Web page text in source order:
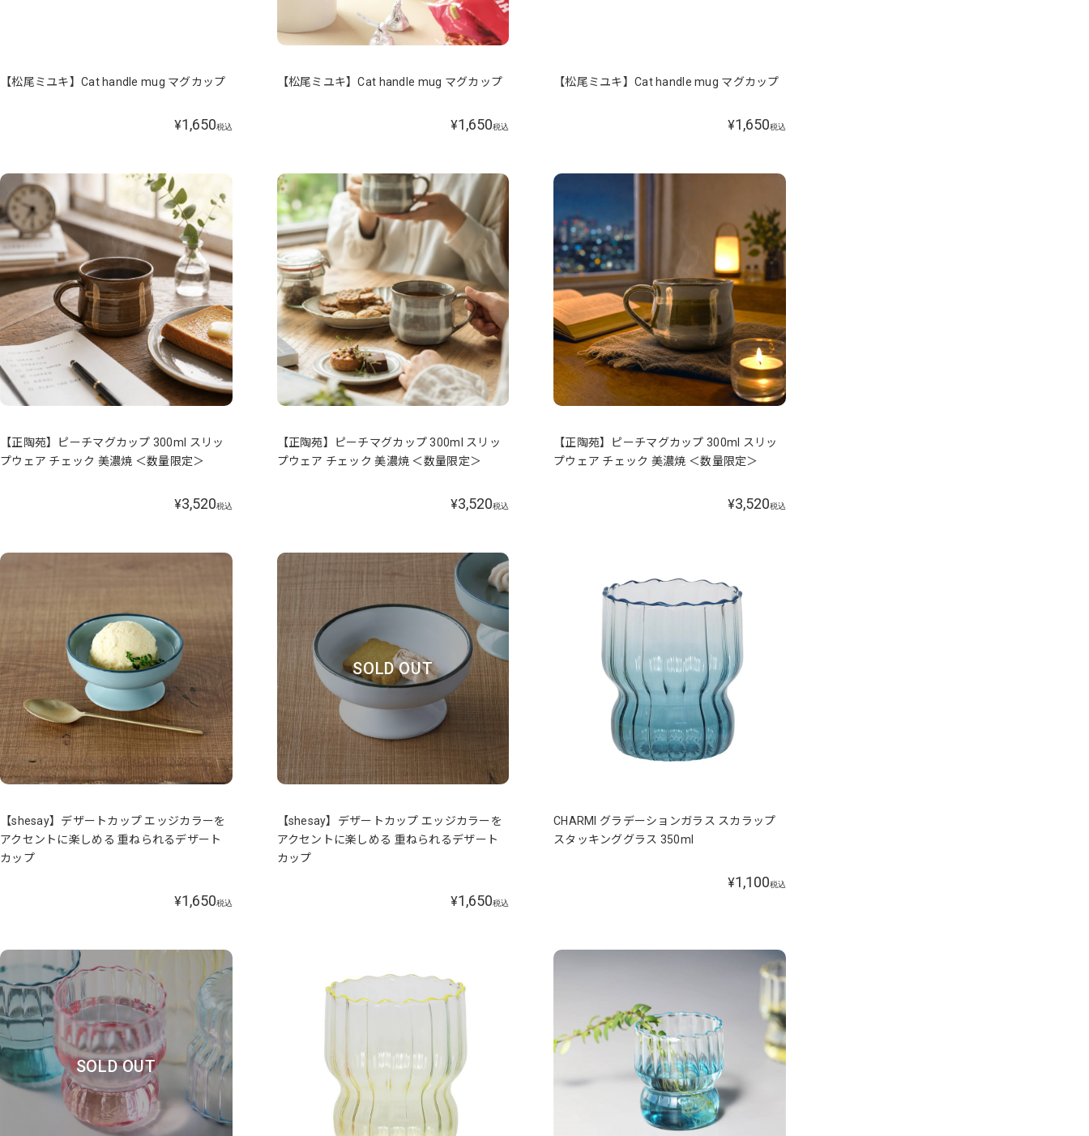
【松尾ミユキ】Cat handle mug マグカップ
¥1,650税込
【松尾ミユキ】Cat handle mug マグカップ
¥1,650税込
【松尾ミユキ】Cat handle mug マグカップ
¥1,650税込
【正陶苑】ピーチマグカップ 300ml スリッ
プウェア チェック 美濃焼 ＜数量限定＞
¥3,520税込
【正陶苑】ピーチマグカップ 300ml スリッ
プウェア チェック 美濃焼 ＜数量限定＞
¥3,520税込
【正陶苑】ピーチマグカップ 300ml スリッ
プウェア チェック 美濃焼 ＜数量限定＞
¥3,520税込
【shesay】デザートカップ エッジカラーを
アクセントに楽しめる 重ねられるデザート
カップ
¥1,650税込
SOLD OUT
【shesay】デザートカップ エッジカラーを
アクセントに楽しめる 重ねられるデザート
カップ
¥1,650税込
CHARMI グラデーションガラス スカラップ
スタッキンググラス 350ml
¥1,100税込
SOLD OUT